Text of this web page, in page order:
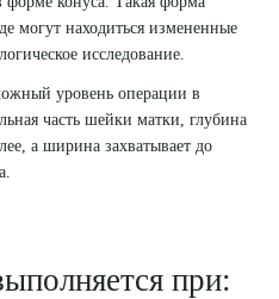
309-05-06
ЗВОНОК
ОНЛАЙН
могут находиться измененные
исследование.
уровень операции в
часть шейки матки, глубина
а ширина захватывает до
при: